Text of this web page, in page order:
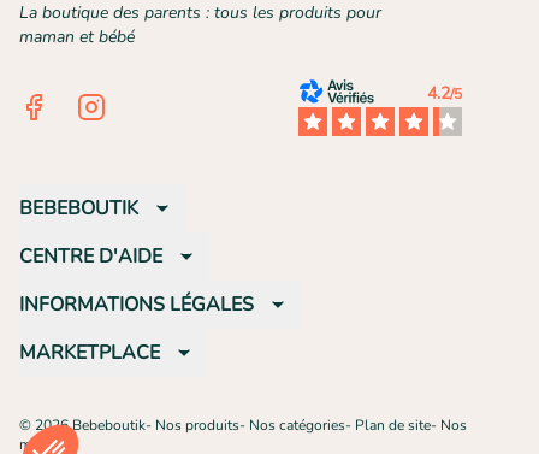
La boutique des parents : tous les produits pour
maman et bébé
FacebookInstagram 4.2/5
BEBEBOUTIK
CENTRE D'AIDE
INFORMATIONS LÉGALES
MARKETPLACE
© 2026Bebeboutik- Nos produits- Nos catégories- Plan de site- Nos
marques